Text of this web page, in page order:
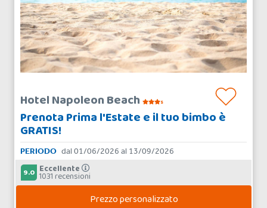
Hotel Napoleon Beach s
Prenota Prima l'Estate e il tuo bimbo è
GRATIS!
PERIODO dal 01/06/2026 al 13/09/2026
9.0 Eccellente
1031 recensioni
Prezzo personalizzato